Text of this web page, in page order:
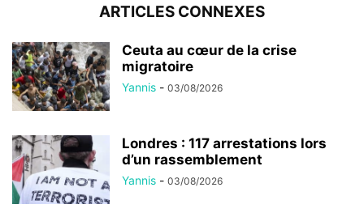
ARTICLES CONNEXES
Ceuta au cœur de la crise
migratoire
Yannis - 03/08/2026
Londres : 117 arrestations lors
d’un rassemblement
Yannis - 03/08/2026